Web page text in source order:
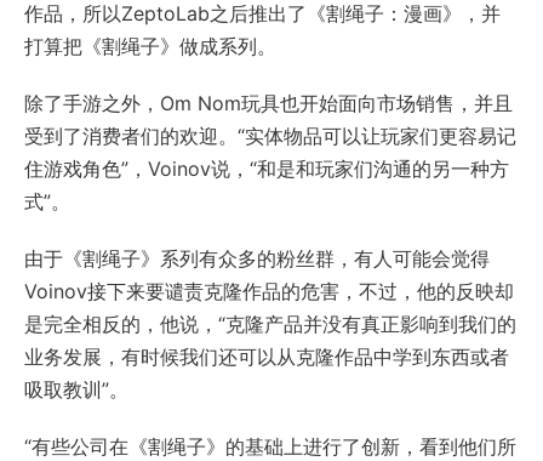
作品，所以ZeptoLab之后推出了《割绳子：漫画》，并
打算把《割绳子》做成系列。
除了手游之外，Om Nom玩具也开始面向市场销售，并且
受到了消费者们的欢迎。“实体物品可以让玩家们更容易记
住游戏角色”，Voinov说，“和是和玩家们沟通的另一种方
式”。
由于《割绳子》系列有众多的粉丝群，有人可能会觉得
Voinov接下来要谴责克隆作品的危害，不过，他的反映却
是完全相反的，他说，“克隆产品并没有真正影响到我们的
业务发展，有时候我们还可以从克隆作品中学到东西或者
吸取教训”。
“有些公司在《割绳子》的基础上进行了创新，看到他们所